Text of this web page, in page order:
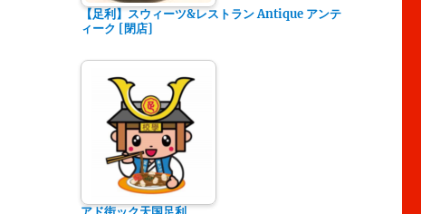
【足利】スウィーツ&レストラン Antique アンテ
ィーク [閉店]